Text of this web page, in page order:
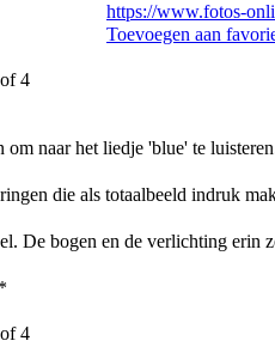
https://www.fotos-
Toevoegen aan
4
naar het liedje 'blue' te
die als totaalbeeld indruk
De bogen en de verlichting erin
4